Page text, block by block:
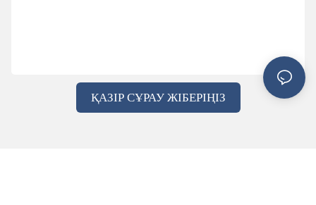
ҚАЗІР СҰРАУ ЖІБЕРІҢІЗ